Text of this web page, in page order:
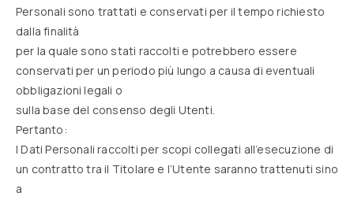
Personali sono trattati e conservati per il tempo richiesto
dalla finalità
per la quale sono stati raccolti e potrebbero essere
conservati per un periodo più lungo a causa di eventuali
obbligazioni legali o
sulla base del consenso degli Utenti.
Pertanto:
I Dati Personali raccolti per scopi collegati all’esecuzione di
un contratto tra il Titolare e l’Utente saranno trattenuti sino
a